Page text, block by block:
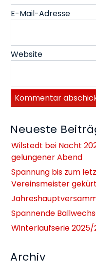
E-Mail-Adresse
Website
Neueste
Wilstedt bei Nacht
gelungener Abend
Spannung bis zum
Vereinsmeister gekürt
Spannende
Winterlaufserie 2025/
Archiv